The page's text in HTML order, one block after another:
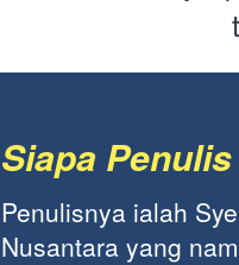
Siapa
Penulisnya ialah
Nusantara yang